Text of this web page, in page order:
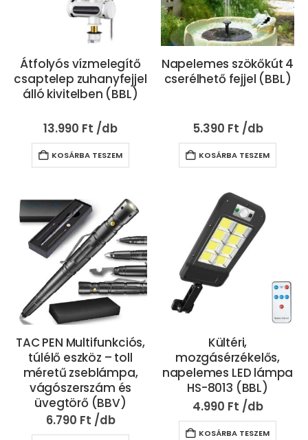
Átfolyós vízmelegítő
csaptelep zuhanyfejjel
álló kivitelben (BBL)
13.990 Ft
KOSÁRBA TESZEM
Napelemes szökőkút 4
cserélhető fejjel (BBL)
5.390 Ft
KOSÁRBA TESZEM
TAC PEN Multifunkciós,
túlélő eszköz – toll
méretű zseblámpa,
vágószerszám és
üvegtörő (BBV)
6.790 Ft
Kültéri,
mozgásérzékelős,
napelemes LED lámpa
HS-8013 (BBL)
4.990 Ft
KOSÁRBA TESZEM